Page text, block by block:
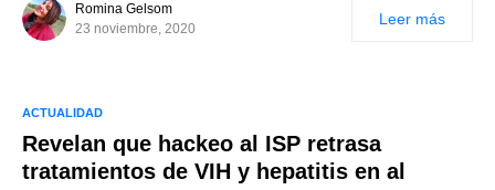
Romina Gelsom
23 noviembre, 2020
Leer más
ACTUALIDAD
Revelan que hackeo al ISP retrasa
tratamientos de VIH y hepatitis en al